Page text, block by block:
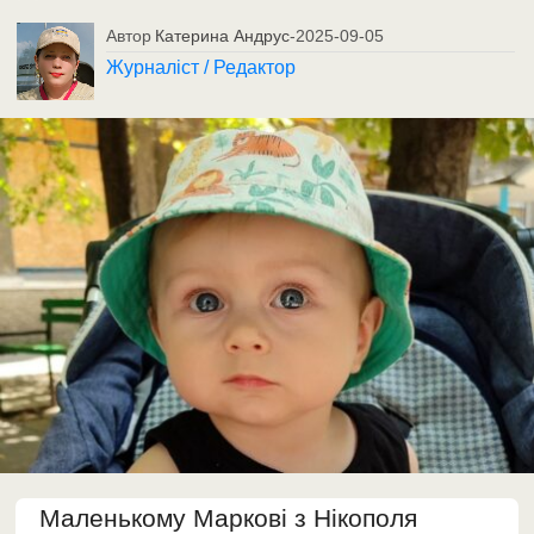
Автор Катерина Андрус-2025-09-05
Журналіст / Редактор
Маленькому Маркові з Нікополя